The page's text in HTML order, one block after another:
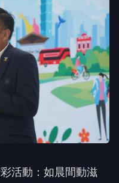
活動：如晨間動滋